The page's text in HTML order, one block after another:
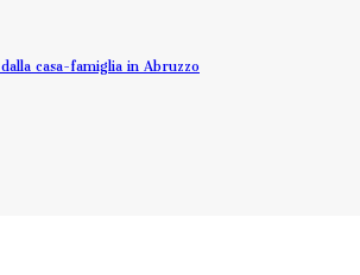
casa-famiglia in Abruzzo